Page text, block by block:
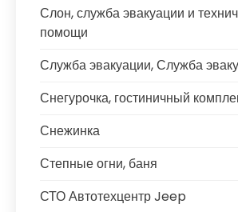
Слон, служба эвакуации и
помощи
Служба эвакуации, Служба
Снегурочка, гостиничный
Снежинка
Степные огни, баня
СТО Автотехцентр Jeep